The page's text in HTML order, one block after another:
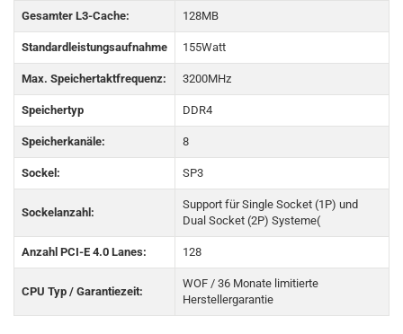
Gesamter L3-Cache: 128MB
Standardleistungsaufnahme 155Watt
Max. Speichertaktfrequenz: 3200MHz
Speichertyp DDR4
Speicherkanäle: 8
Sockel: SP3
Sockelanzahl:
Support für Single Socket (1P) und
Dual Socket (2P) Systeme(
Anzahl PCI-E 4.0 Lanes: 128
CPU Typ / Garantiezeit:
WOF / 36 Monate limitierte
Herstellergarantie